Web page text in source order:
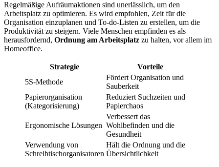
Regelmäßige Aufräumaktionen sind unerlässlich, um den
Arbeitsplatz zu optimieren. Es wird empfohlen, Zeit für die
Organisation einzuplanen und To-do-Listen zu erstellen, um die
Produktivität zu steigern. Viele Menschen empfinden es als
herausfordernd, Ordnung am Arbeitsplatz zu halten, vor allem im
Homeoffice.
Strategie
Vorteile
5S-Methode
Fördert Organisation und
Sauberkeit
Papierorganisation
(Kategorisierung)
Reduziert Suchzeiten und
Papierchaos
Ergonomische Lösungen
Verbessert das
Wohlbefinden und die
Gesundheit
Verwendung von
Schreibtischorganisatoren
Hält die Ordnung und die
Übersichtlichkeit